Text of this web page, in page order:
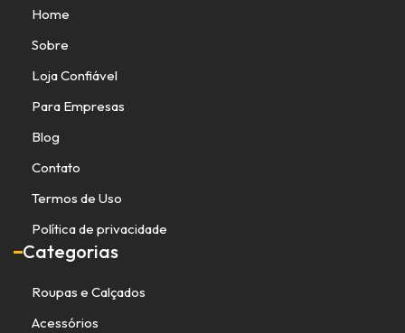
Home
Sobre
Loja Confiável
Para Empresas
Blog
Contato
Termos de Uso
Política de privacidade
Categorias
Roupas e Calçados
Acessórios